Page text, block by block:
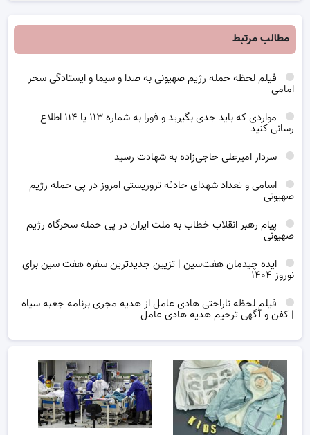
مطالب مرتبط
فیلم لحظه حمله رژیم صهیونی به صدا و سیما و ایستادگی سحر
امامی
مواردی که باید جدی بگیرید و فورا به شماره ۱۱۳ یا ۱۱۴ اطلاع
رسانی کنید
سردار امیرعلی حاجی‌زاده به شهادت رسید
اسامی و تعداد شهدای حادثه تروریستی امروز در پی حمله رژیم
صهیونی
پیام رهبر انقلاب خطاب به ملت ایران در پی حمله سحرگاه رژیم
صهیونی
ایده چیدمان هفت‌سین | تزیین جدیدترین سفره هفت سین برای
نوروز ۱۴۰۴
فیلم لحظه ناراحتی هادی عامل از هدیه مجری برنامه جعبه سیاه
| کفن و آگهی ترحیم هدیه هادی عامل